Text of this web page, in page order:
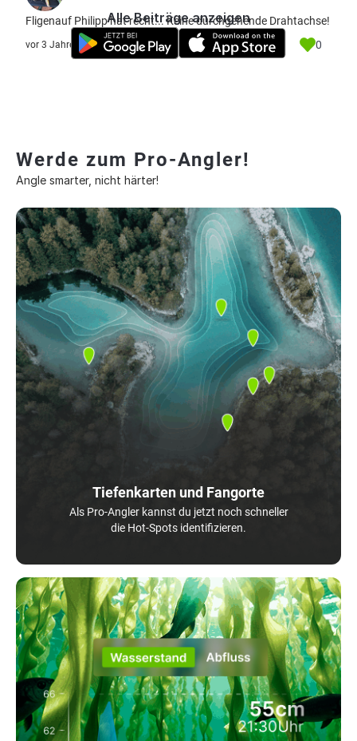
Fligenauf Philipp hat recht... Keine durchgehende Drahtachse!
vor 3 Jahre 0
Alle Beiträge anzeigen
Werde zum Pro-Angler!
Angle smarter, nicht härter!
Tiefenkarten und Fangorte
Als Pro-Angler kannst du jetzt noch schneller
die Hot-Spots identifizieren.